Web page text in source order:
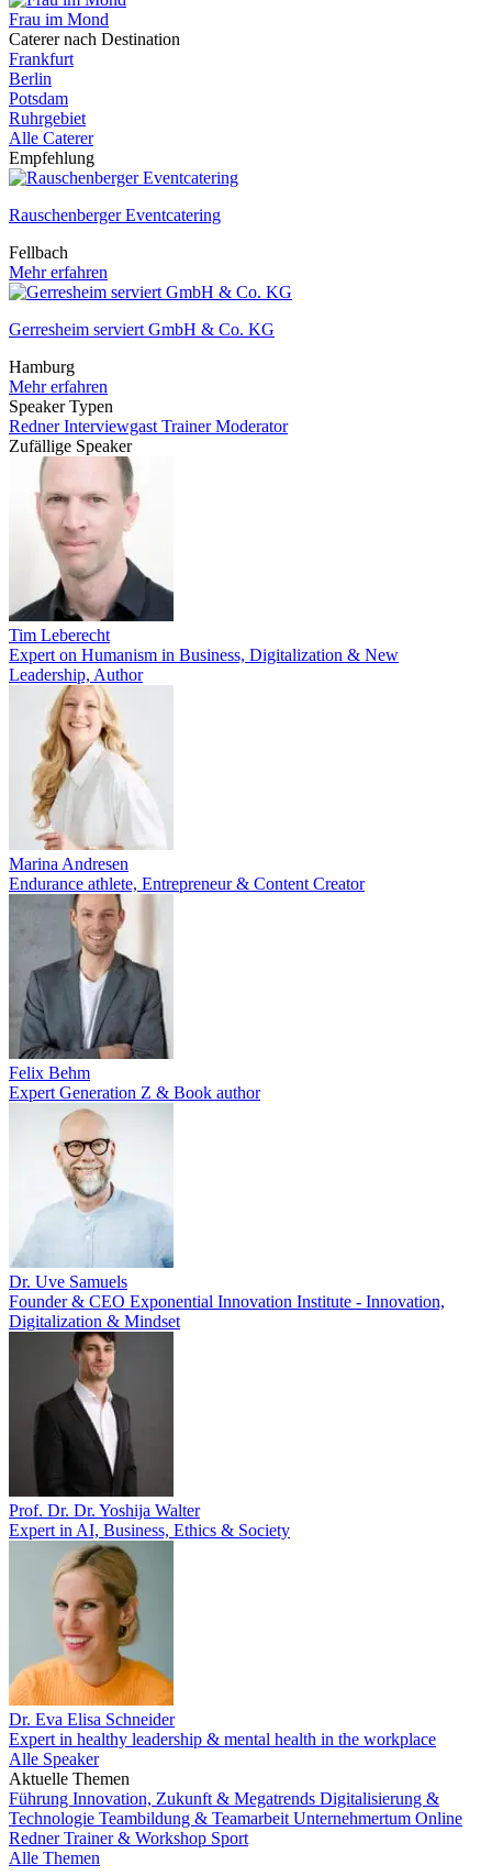
Frau im Mond
Caterer nach Destination
Frankfurt
Berlin
Potsdam
Ruhrgebiet
Alle Caterer
Empfehlung
Rauschenberger Eventcatering
Fellbach
Mehr erfahren
Gerresheim serviert GmbH & Co. KG
Hamburg
Mehr erfahren
Speaker Typen
RednerInterviewgast TrainerModerator
Zufällige Speaker
Tim Leberecht
Expert on Humanism in Business, Digitalization & New
Leadership, Author
Marina Andresen
Endurance athlete, Entrepreneur & Content Creator
Felix Behm
Expert Generation Z & Book author
Dr. Uve Samuels
Founder & CEO Exponential Innovation Institute - Innovation,
Digitalization & Mindset
Prof. Dr. Dr. Yoshija Walter
Expert in AI, Business, Ethics & Society
Dr. Eva Elisa Schneider
Expert in healthy leadership & mental health in the workplace
Alle Speaker
Aktuelle Themen
Führung Innovation, Zukunft & Megatrends Digitalisierung &
Technologie Teambildung & Teamarbeit Unternehmertum Online
RednerTrainer & Workshop Sport
Alle Themen